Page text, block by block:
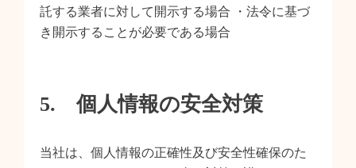
託する業者に対して開示する場合 ・法令に基づ
き開示することが必要である場合
5. 個人情報の安全対策
当社は、個人情報の正確性及び安全性確保のた